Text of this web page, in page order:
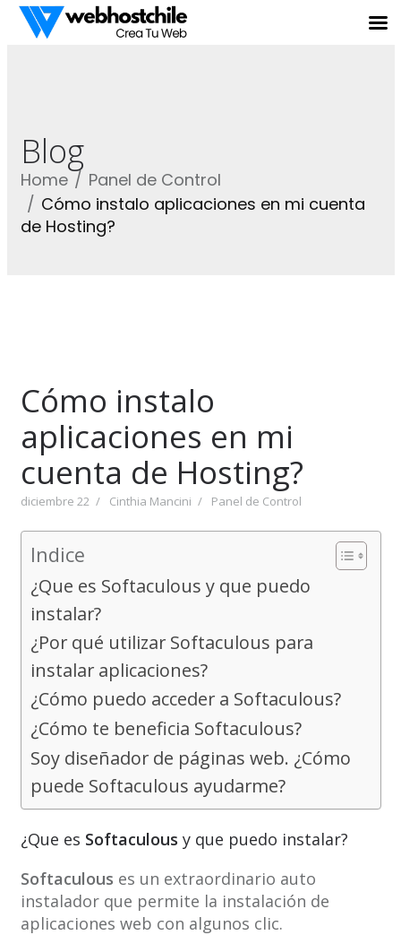
Blog
Home
Panel de Control
Cómo instalo aplicaciones en mi cuenta
de Hosting?
Cómo instalo
aplicaciones en mi
cuenta de Hosting?
diciembre 22 Cinthia Mancini Panel de Control
Indice
¿Que es Softaculous y que puedo
instalar?
¿Por qué utilizar Softaculous para
instalar aplicaciones?
¿Cómo puedo acceder a Softaculous?
¿Cómo te beneficia Softaculous?
Soy diseñador de páginas web. ¿Cómo
puede Softaculous ayudarme?
¿Que es Softaculous y que puedo instalar?
Softaculous es un extraordinario auto
instalador que permite la instalación de
aplicaciones web con algunos clic.